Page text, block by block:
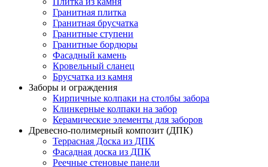
Гранитная плитка
Гранитная брусчатка
Гранитные ступени
Гранитные бордюры
Фасадный камень
Кровельный сланец
Брусчатка из камня
Заборы и ограждения
Кирпичные колпаки на столбы забора
Клинкерные колпаки на забор
Керамические элементы для заборов
Древесно-полимерный композит (ДПК)
Террасная Доска из ДПК
Фасадная доска из ДПК
Реечные стеновые панели